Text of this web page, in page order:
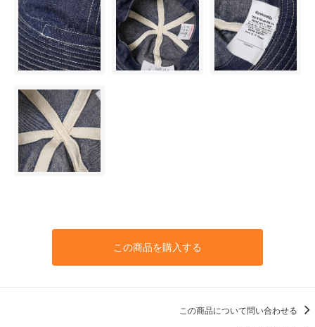
この商品を購入する
この商品について問い合わせる